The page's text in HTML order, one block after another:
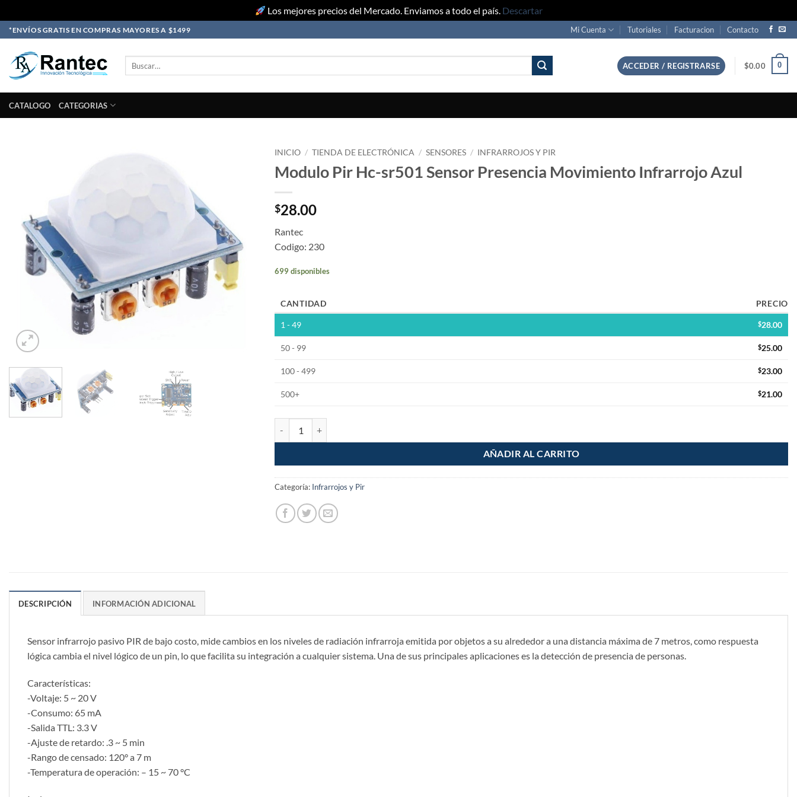
Los mejores precios del Mercado. Enviamos a todo el país. Descartar
Skip
to
content
*ENVÍOS GRATIS EN COMPRAS MAYORES A $1499 Mi Cuenta Tutoriales Facturacion Contacto
ACCEDER / REGISTRARSE $0.00 0
CATALOGO CATEGORIAS
INICIO / TIENDA DE ELECTRÓNICA / SENSORES / INFRARROJOS Y PIR
Modulo Pir Hc-sr501 Sensor Presencia Movimiento Infrarrojo Azul
$28.00
Rantec
Codigo: 230
699 disponibles
CANTIDAD PRECIO
1 - 49 $28.00
50 - 99 $25.00
100 - 499 $23.00
500+ $21.00
AÑADIR AL CARRITO
Categoría: Infrarrojos y Pir
DESCRIPCIÓN INFORMACIÓN ADICIONAL
Sensor infrarrojo pasivo PIR de bajo costo, mide cambios en los niveles de radiación infrarroja emitida por objetos a su alrededor a una distancia máxima de 7 metros, como respuesta
lógica cambia el nivel lógico de un pin, lo que facilita su integración a cualquier sistema. Una de sus principales aplicaciones es la detección de presencia de personas.
Características:
-Voltaje: 5 ~ 20 V
-Consumo: 65 mA
-Salida TTL: 3.3 V
-Ajuste de retardo: .3 ~ 5 min
-Rango de censado: 120° a 7 m
-Temperatura de operación: – 15 ~ 70 °C